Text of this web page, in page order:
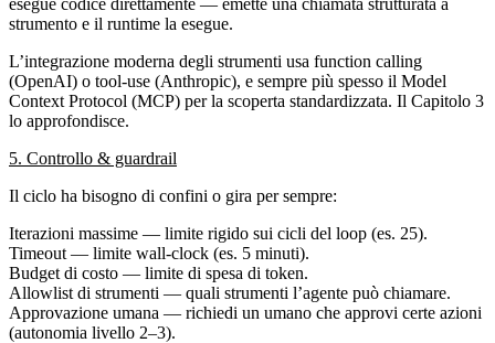
esegue codice direttamente — emette una chiamata strutturata a
strumento e il runtime la esegue.
L’integrazione moderna degli strumenti usa function calling
(OpenAI) o tool-use (Anthropic), e sempre più spesso il Model
Context Protocol (MCP) per la scoperta standardizzata. Il Capitolo 3
lo approfondisce.
5. Controllo & guardrail
Il ciclo ha bisogno di confini o gira per sempre:
Iterazioni massime — limite rigido sui cicli del loop (es. 25).
Timeout — limite wall-clock (es. 5 minuti).
Budget di costo — limite di spesa di token.
Allowlist di strumenti — quali strumenti l’agente può chiamare.
Approvazione umana — richiedi un umano che approvi certe azioni
(autonomia livello 2–3).